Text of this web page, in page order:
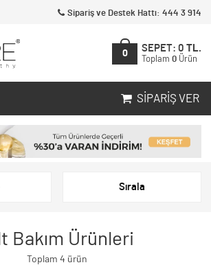
Sipariş ve Destek Hattı: 444 3 914
0
SEPET: 0 TL.
Toplam 0 Ürün
SIPARIŞ VER
Sırala
Bakım Ürünleri
Toplam 4 ürün